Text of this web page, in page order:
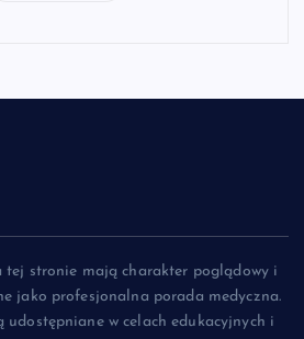
tej stronie mają charakter poglądowy i
jako profesjonalna porada medyczna.
udostępniane w celach edukacyjnych i